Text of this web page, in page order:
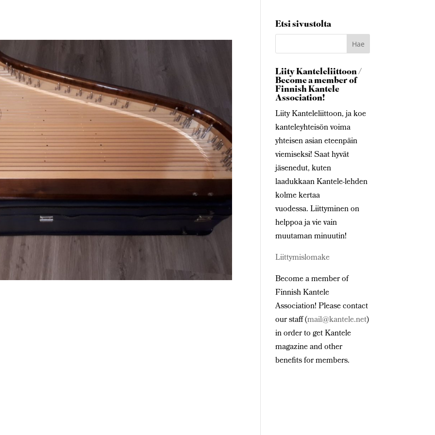
Etsi sivustolta
Liity Kanteleliittoon /
Become a member of
Finnish Kantele
Association!
Liity Kanteleliittoon, ja koe
kanteleyhteisön voima
yhteisen asian eteenpäin
viemiseksi! Saat hyvät
jäsenedut, kuten
laadukkaan Kantele-lehden
kolme kertaa
vuodessa. Liittyminen on
helppoa ja vie vain
muutaman minuutin!
Liittymislomake
Become a member of
Finnish Kantele
Association! Please contact
our staff (mail@kantele.net)
in order to get Kantele
magazine and other
benefits for members.